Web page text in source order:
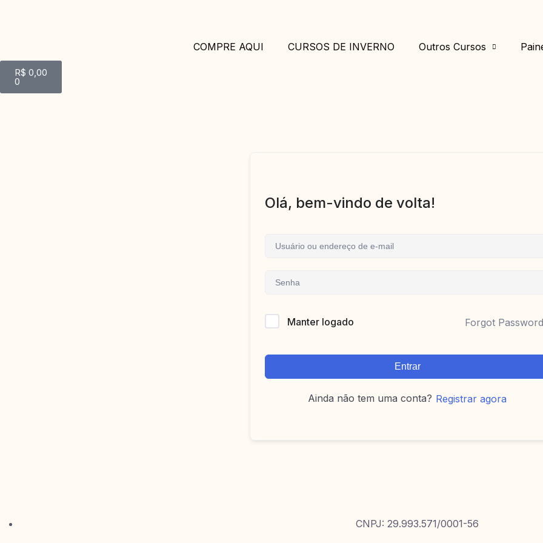
COMPRE AQUI CURSOS DE INVERNO Outros Cursos
R$ 0,00
0
Olá, bem-vindo de volta!
Manter logado Forgot
Entrar
Ainda não tem uma conta? Registrar agora
CNPJ: 29.993.571/0001-56